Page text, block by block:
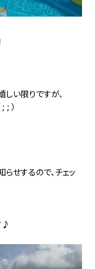
い限りですが、
; ）
せするので、チェッ
♪